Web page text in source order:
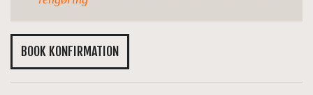
BOOK KONFIRMATION